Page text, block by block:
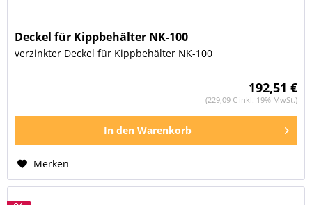
Deckel für Kippbehälter NK-100
verzinkter Deckel für Kippbehälter NK-100
192,51 €
(229,09 € inkl. 19% MwSt.)
In den Warenkorb
Merken